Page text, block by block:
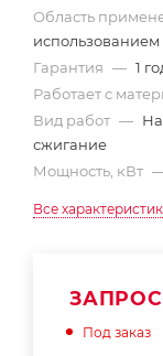
Область
использованием
Гарантия — 1
Работает с
Вид работ —
сжигание
Мощность, кВт
Все
Под заказ